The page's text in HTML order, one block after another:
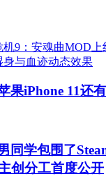
果iPhone 11还
同学包围了
创分工首度公开